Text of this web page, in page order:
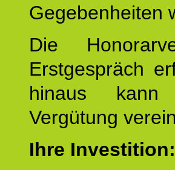
Gegebenheiten
Die
Erstgespräch
hinaus kann
Vergütung
Ihre Investition: